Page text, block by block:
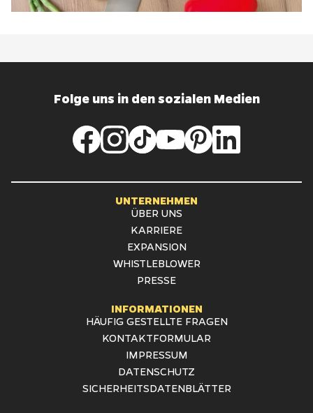
Folge uns in den sozialen Medien
UNTERNEHMEN
ÜBER UNS
KARRIERE
EXPANSION
WHISTLEBLOWER
PRESSE
INFORMATIONEN
HÄUFIG GESTELLTE FRAGEN
KONTAKTFORMULAR
IMPRESSUM
DATENSCHUTZ
SICHERHEITSDATENBLÄTTER